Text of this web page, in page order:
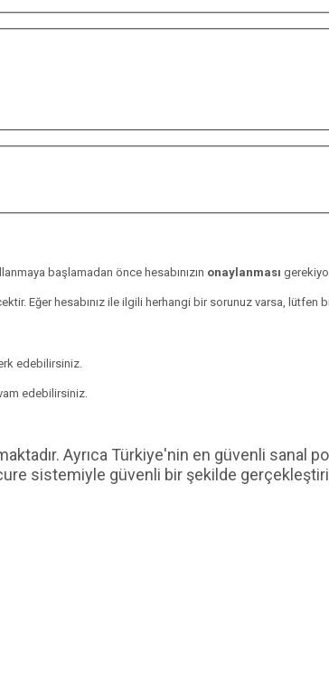
başlamadan önce hesabınızın onaylanması
Eğer hesabınız ile ilgili herhangi bir sorunuz varsa, lütfen
edebilirsiniz.
edebilirsiniz.
Ayrıca Türkiye'nin en güvenli sanal
sistemiyle güvenli bir şekilde